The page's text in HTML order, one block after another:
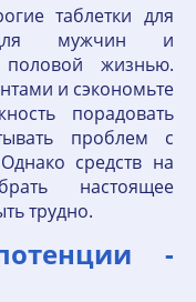
таблетки для
мужчин и
половой жизнью.
и сэкономьте
порадовать
проблем с
средств на
настоящее
трудно.
-